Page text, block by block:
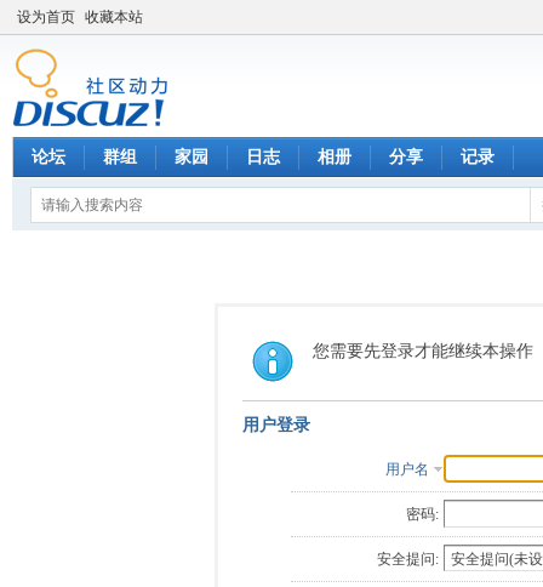
设为首页 收藏本站
论坛 群组 家园 日志 相册 分享 记录
您需要先登录才能继续本操作
用户登录
用户名
密码:
安全提问: